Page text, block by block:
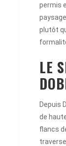
permis
plutôt
LE
Depuis
de
flancs